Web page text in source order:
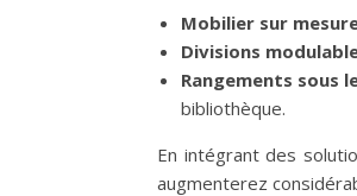
Mobilier sur
Divisions
Rangements sous
bibliothèque.
En intégrant des
augmenterez